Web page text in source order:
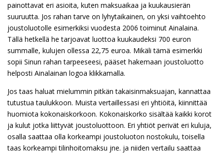
painottavat eri asioita, kuten maksuaikaa ja kuukausierän
suuruutta. Jos rahan tarve on lyhytaikainen, on yksi vaihtoehto
joustoluotolle esimerkiksi vuodesta 2006 toiminut Ainalaina.
Tällä hetkellä he tarjoavat luottoa kuukaudeksi 700 euron
summalle, kulujen ollessa 22,75 euroa. Mikäli tämä esimerkki
sopii Sinun rahan tarpeeseesi, pääset hakemaan joustoluotto
helposti Ainalainan logoa klikkamalla.
Jos taas haluat mielummin pitkän takaisinmaksuajan, kannattaa
tutustua taulukkoon. Muista vertaillessasi eri yhtiöitä, kiinnittää
huomiota kokonaiskorkoon. Kokonaiskorko sisältää kaikki korot
ja kulut jotka liittyvät joustoluottoon. Eri yhtiöt perivät eri kuluja,
osalla saattaa olla korkeampi joustoluoton nostokulu, toisella
taas korkeampi tilinhoitomaksu jne. ja niiden vertailu saattaa